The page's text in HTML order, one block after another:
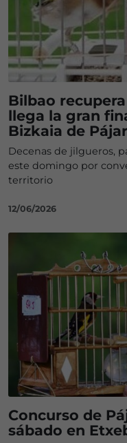
Bilbao
llega la gran
Bizkaia de
Decenas de jilgueros,
este domingo por
territorio
12/06/2026
Concurso de
sábado en